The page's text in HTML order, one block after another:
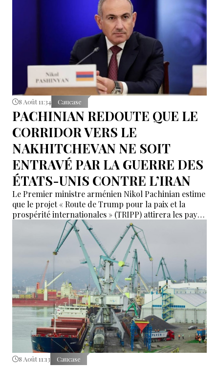
8 Août 11:34 Caucase
PACHINIAN REDOUTE QUE LE
CORRIDOR VERS LE
NAKHITCHEVAN NE SOIT
ENTRAVÉ PAR LA GUERRE DES
ÉTATS-UNIS CONTRE L’IRAN
Le Premier ministre arménien Nikol Pachinian estime
que le projet « Route de Trump pour la paix et la
prospérité internationales » (TRIPP) attirera les pays
de la région, mais il a également déclaré que
l’instabilité régionale pourrait entraver sa mise en
8 Août 11:13 Caucase